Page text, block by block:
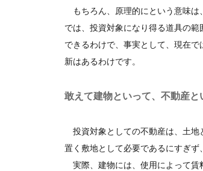
もちろん、原理的にという意味は
では、投資対象になり得る道具の
できるわけで、事実として、現在
新はあるわけです。
敢えて建物といって、不動産と
投資対象としての不動産は、土地
置く敷地として必要であるにすぎず
実際、建物には、使用によって賃